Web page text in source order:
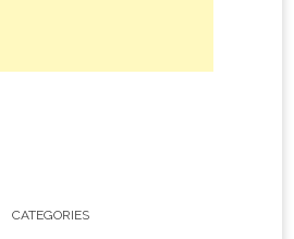
CATEGORIES